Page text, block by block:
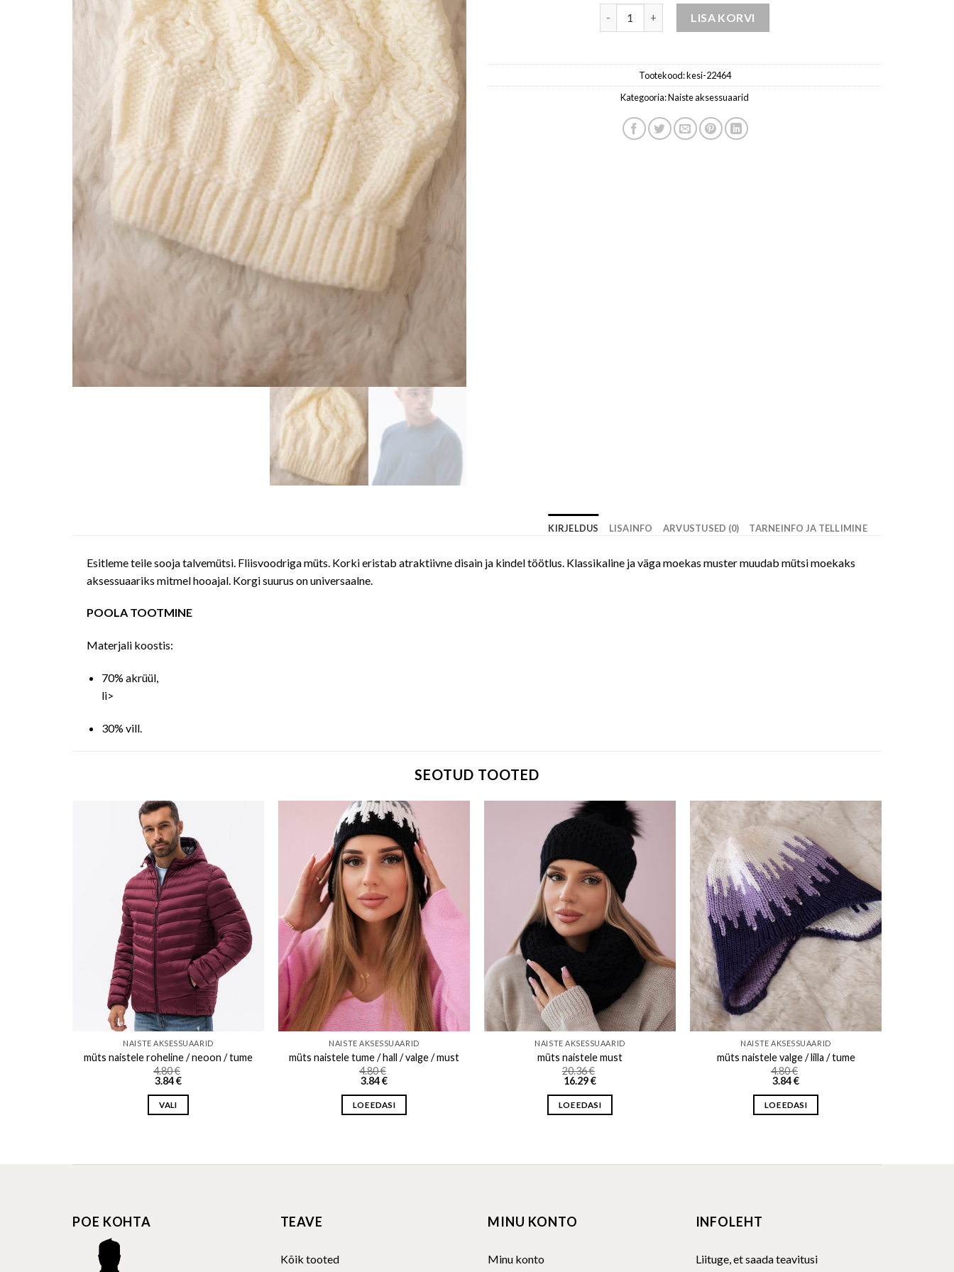
LISA KORVI
Tootekood:kesi-22464
Kategooria:Naiste aksessuaarid
KIRJELDUS LISAINFO ARVUSTUSED (0) TARNEINFO JA TELLIMINE
Esitleme teile sooja talvemütsi. Fliisvoodriga müts. Korki eristab atraktiivne disain ja kindel töötlus. Klassikaline ja väga moekas muster muudab mütsi moekaks
aksessuaariks mitmel hooajal. Korgi suurus on universaalne.
POOLA TOOTMINE
Materjali koostis:
70% akrüül,
li>
30% vill.
SEOTUD TOOTED
Add to wishlist
NAISTE AKSESSUAARID
müts naistele roheline / neoon / tume
4.80€
3.84€
VALI
Add to wishlist
NAISTE AKSESSUAARID
müts naistele tume / hall / valge / must
4.80€
3.84€
LOE EDASI
Add to wishlist
NAISTE AKSESSUAARID
müts naistele must
20.36€
16.29€
LOE EDASI
Add to wishlist
NAISTE AKSESSUAARID
müts naistele valge / lilla / tume
4.80€
3.84€
LOE EDASI
POE KOHTA TEAVE
Kõik tooted
MINU KONTO
Minu konto
INFOLEHT
Liituge, et saada teavitusi